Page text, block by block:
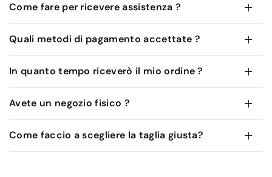
Come fare per ricevere assistenza ?
Quali metodi di pagamento accettate ?
In quanto tempo riceverò il mio ordine ?
Avete un negozio fisico ?
Come faccio a scegliere la taglia giusta?